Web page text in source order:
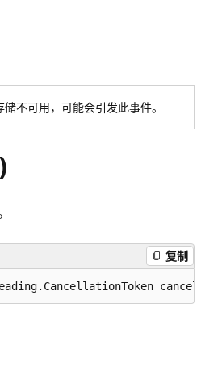
不可用，可能会引发此事件。
复制